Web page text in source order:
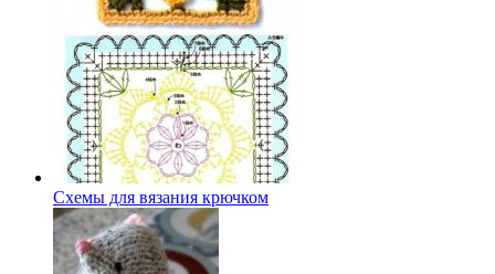
Схемы для вязания крючком